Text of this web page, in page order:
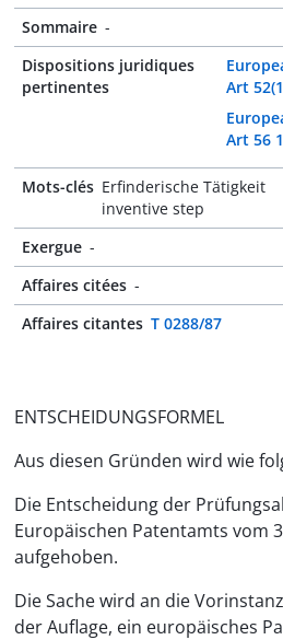
Sommaire -
Dispositions juridiques
pertinentes
Art
Art 56
Mots-clés Erfinderische Tätigkeit
inventive step
Exergue -
Affaires citées -
Affaires citantes T 0288/87
ENTSCHEIDUNGSFORMEL
Aus diesen Gründen wird wie
Die Entscheidung der
Europäischen Patentamts vom
aufgehoben.
Die Sache wird an die
der Auflage, ein europäisches